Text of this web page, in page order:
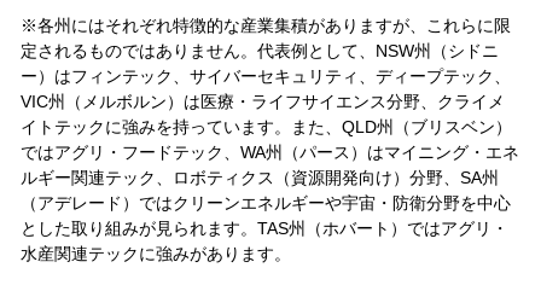
※各州にはそれぞれ特徴的な産業集積がありますが、これらに限
定されるものではありません。代表例として、NSW州（シドニ
ー）はフィンテック、サイバーセキュリティ、ディープテック、
VIC州（メルボルン）は医療・ライフサイエンス分野、クライメ
イトテックに強みを持っています。また、QLD州（ブリスベン）
ではアグリ・フードテック、WA州（パース）はマイニング・エネ
ルギー関連テック、ロボティクス（資源開発向け）分野、SA州
（アデレード）ではクリーンエネルギーや宇宙・防衛分野を中心
とした取り組みが見られます。TAS州（ホバート）ではアグリ・
水産関連テックに強みがあります。